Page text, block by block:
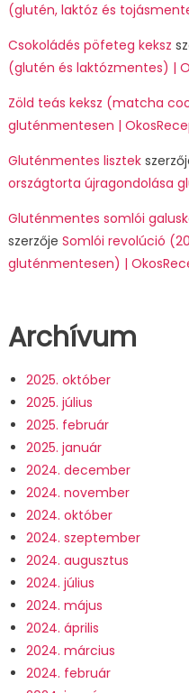
(glutén, laktóz és
Csokoládés pöfeteg keksz
(glutén és laktózmentes) |
Zöld teás keksz (matcha
gluténmentesen |
Gluténmentes lisztek
országtorta újragondolása
Gluténmentes somlói
szerzője Somlói revolúció
gluténmentesen) |
Archívum
2025. október
2025. július
2025. február
2025. január
2024. december
2024. november
2024. október
2024. szeptember
2024. augusztus
2024. július
2024. május
2024. április
2024. március
2024. február